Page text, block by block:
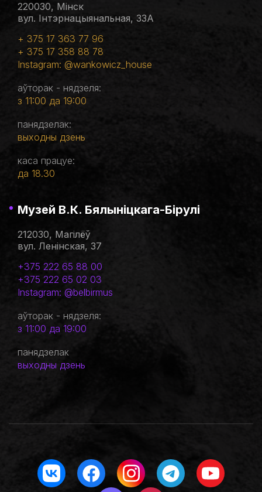
220030, Мінск
вул. Інтэрнацыянальная, 33А
+ 375 17 363 77 96
+ 375 17 358 88 78
Instagram: @wankowicz_house
аўторак - нядзеля:
з 11:00 да 19:00
панядзелак:
выходны дзень
каса працуе:
да 18.30
Музей В.К. Бялыніцкага-Бірулі
212030, Магілёў
вул. Ленінская, 37
+375 222 65 88 00
+375 222 65 02 03
Instagram: @belbirmus
аўторак - нядзеля:
з 11:00 да 19:00
панядзелак
выходны дзень